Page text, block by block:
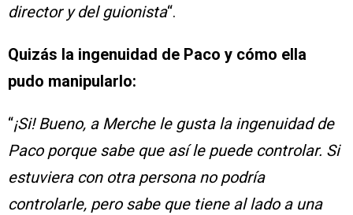
director y del guionista“.
Quizás la ingenuidad de Paco y cómo ella
pudo manipularlo:
“¡Si! Bueno, a Merche le gusta la ingenuidad de
Paco porque sabe que así le puede controlar. Si
estuviera con otra persona no podría
controlarle, pero sabe que tiene al lado a una